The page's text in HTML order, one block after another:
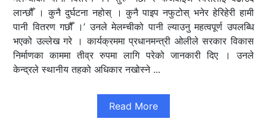
लान्छौँ । कुनै दुर्घटना नहोस् । कुनै पाइप नफुटोस् भनेर हेरिहेरी हामी
पानी वितरण गछौँ ।’ उनले मेलम्चीको पानी ल्याउनु महत्वपूर्ण उपलब्धि
भएको उल्लेख गरे । कार्यक्रममा प्रधानमन्त्री ओलीले सरकार विकास
निर्माणका काममा तीव्र रुपमा लागि परेको जानकारी दिए । उनले
केन्द्रले स्थानीय तहको अधिकार नखोस्ने ...
Read More